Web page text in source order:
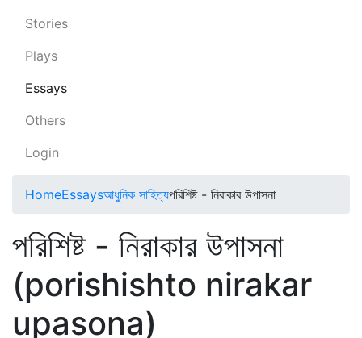
Stories
Plays
Essays
Others
Login
HomeEssaysআধুনিক সাহিত্যপরিশিষ্ট - নিরাকার উপাসনা
পরিশিষ্ট - নিরাকার উপাসনা
(porishishto nirakar
upasona)